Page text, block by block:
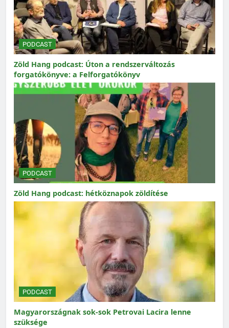
PODCAST
Zöld Hang podcast: Úton a rendszerváltozás
forgatókönyve: a Felforgatókönyv
PODCAST
Zöld Hang podcast: hétköznapok zöldítése
PODCAST
Magyarországnak sok-sok Petrovai Lacira lenne
szüksége